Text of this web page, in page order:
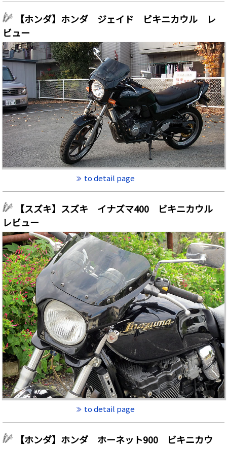
【ホンダ】ホンダ ジェイド ビキニカウル レ
ビュー
to detail page
【スズキ】スズキ イナズマ400 ビキニカウル
レビュー
to detail page
【ホンダ】ホンダ ホーネット900 ビキニカウ